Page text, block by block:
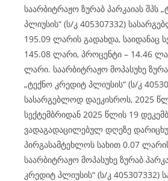
საარბიტრაჟო ზურაბ პარკაიას შპს
პლიუსის“ (ს/კ 405307332)
195.09 ლარის გადახდა, საიდანაც
145.08 ლარი, პროცენტი – 14.46
ლარი. საარბიტრაჟო მოპასუხე
„ტექნო კრედიტ პლიუსის“ (ს/კ
სასარგებლოდ დაეკისროს, 2025
სექტემბრიდან 2025 წლის 19
ვადაგადაცილებულ დღეზე
პირგასამტეხლოს სახით 0.07
საარბიტრაჟო მოპასუხე ზურაბ
კრედიტ პლიუსის“ (ს/კ 405307332)